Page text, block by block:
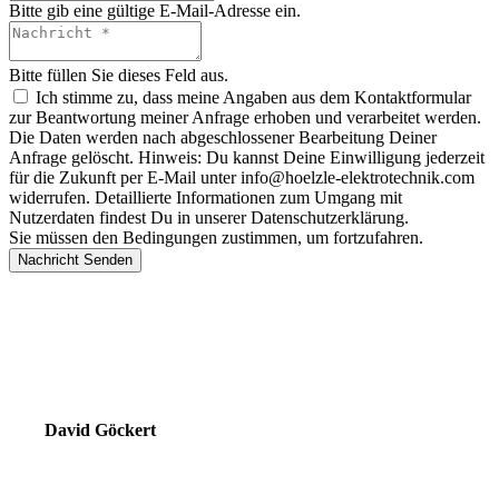
Bitte gib eine gültige E-Mail-Adresse ein.
Bitte füllen Sie dieses Feld aus.
Ich stimme zu, dass meine Angaben aus dem Kontaktformular
zur Beantwortung meiner Anfrage erhoben und verarbeitet werden.
Die Daten werden nach abgeschlossener Bearbeitung Deiner
Anfrage gelöscht. Hinweis: Du kannst Deine Einwilligung jederzeit
für die Zukunft per E-Mail unter info@hoelzle-elektrotechnik.com
widerrufen. Detaillierte Informationen zum Umgang mit
Nutzerdaten findest Du in unserer Datenschutzerklärung.
Sie müssen den Bedingungen zustimmen, um fortzufahren.
Nachricht Senden
David Göckert